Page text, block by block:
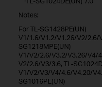
Notes:
For TL-SG1428PE(UN)
V1/1.6/V1.2/V1.26/V2/2.6/
SG1218MPE(UN)
V1/V2/2.6/V3.2/V3.26/V4/
V2/2.6/V3/3.6, TL-
V1/V2/V3/V4/4.6/V4.20/
SG1016PE(UN)